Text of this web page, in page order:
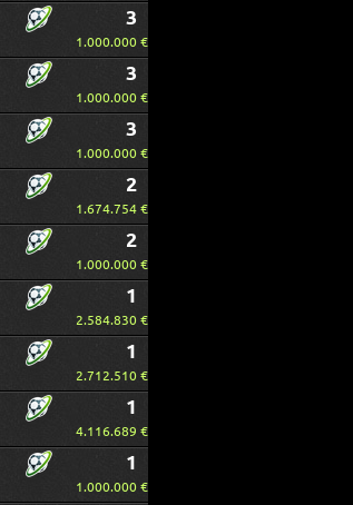
3
1.000.000 €
3
1.000.000 €
3
1.000.000 €
2
1.674.754 €
2
1.000.000 €
1
2.584.830 €
1
2.712.510 €
1
4.116.689 €
1
1.000.000 €